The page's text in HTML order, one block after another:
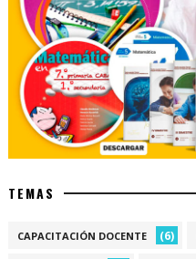
TEMAS
CAPACITACIÓN DOCENTE (6)